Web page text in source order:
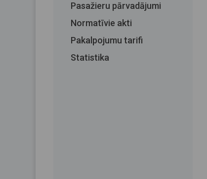
Pasažieru pārvadājumi
Normatīvie akti
Pakalpojumu tarifi
Statistika